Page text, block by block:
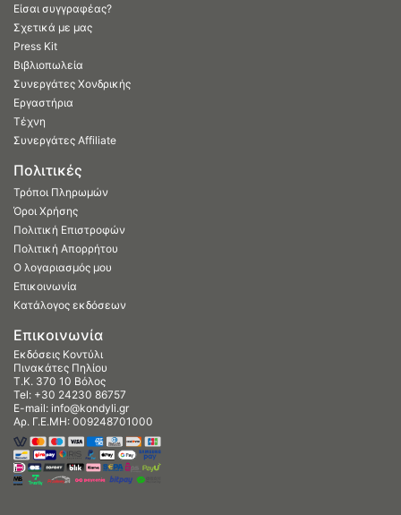
Είσαι συγγραφέας?
Σχετικά με μας
Press Kit
Βιβλιοπωλεία
Συνεργάτες Χονδρικής
Εργαστήρια
Τέχνη
Συνεργάτες Affiliate
Πολιτικές
Τρόποι Πληρωμών
Όροι Χρήσης
Πολιτική Επιστροφών
Πολιτική Απορρήτου
Ο λογαριασμός μου
Επικοινωνία
Κατάλογος εκδόσεων
Επικοινωνία
Εκδόσεις Κοντύλι
Πινακάτες Πηλίου
Τ.Κ. 370 10 Βόλος
Tel: +30 24230 86757
E-mail: info@kondyli.gr
Αρ. Γ.Ε.ΜΗ: 009248701000